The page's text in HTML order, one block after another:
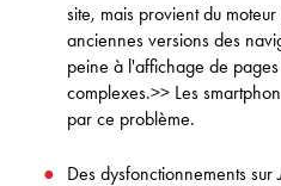
site, mais provient du moteur
anciennes versions des
peine à l'affichage de
complexes.>> Les
par ce problème.
Des dysfonctionnements sur